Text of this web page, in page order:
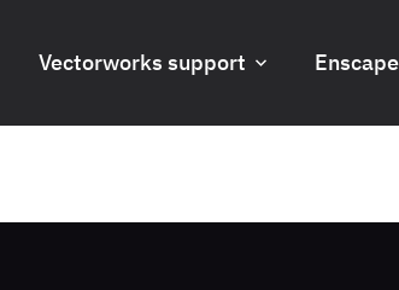
Vectorworks support